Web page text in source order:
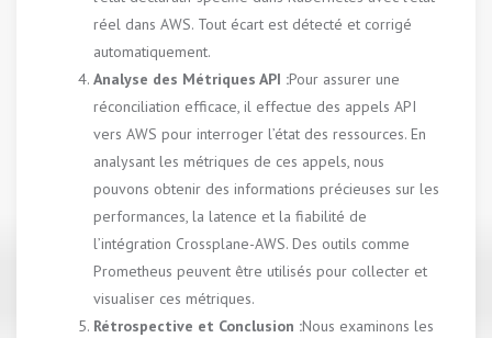
réel dans AWS. Tout écart est détecté et corrigé
automatiquement.
Analyse des Métriques API :Pour assurer une
réconciliation efficace, il effectue des appels API
vers AWS pour interroger l’état des ressources. En
analysant les métriques de ces appels, nous
pouvons obtenir des informations précieuses sur les
performances, la latence et la fiabilité de
l’intégration Crossplane-AWS. Des outils comme
Prometheus peuvent être utilisés pour collecter et
visualiser ces métriques.
Rétrospective et Conclusion :Nous examinons les